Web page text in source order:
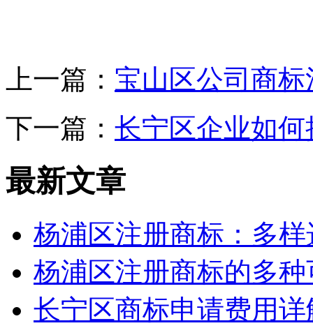
上一篇： 宝山区公司商
下一篇： 长宁区企业如
最新文章
杨浦区注册商标：多
杨浦区注册商标的多
长宁区商标申请费用